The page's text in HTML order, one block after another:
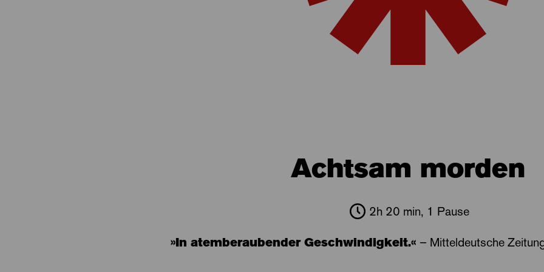
Achtsam morden
2h 20 min, 1 Pause
»In atemberaubender Geschwindigkeit.« – Mitteldeutsche